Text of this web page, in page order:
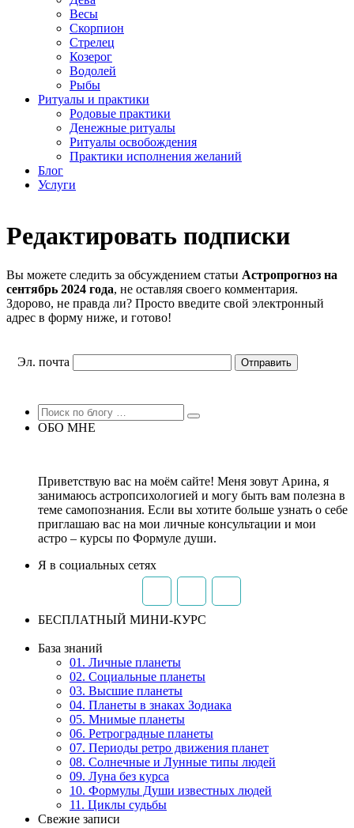
Весы
Скорпион
Стрелец
Козерог
Водолей
Рыбы
Ритуалы и практики
Родовые практики
Денежные ритуалы
Ритуалы освобождения
Практики исполнения желаний
Блог
Услуги
Редактировать подписки
Вы можете следить за обсуждением статьи Астропрогноз на
сентябрь 2024 года, не оставляя своего комментария.
Здорово, не правда ли? Просто введите свой электронный
адрес в форму ниже, и готово!
Эл. почта
ОБО МНЕ
Приветствую вас на моём сайте! Меня зовут Арина, я
занимаюсь астропсихологией и могу быть вам полезна в
теме самопознания. Если вы хотите больше узнать о себе
приглашаю вас на мои личные консультации и мои
астро – курсы по Формуле души.
Я в социальных сетях
БЕСПЛАТНЫЙ МИНИ-КУРС
База знаний
01. Личные планеты
02. Социальные планеты
03. Высшие планеты
04. Планеты в знаках Зодиака
05. Мнимые планеты
06. Ретроградные планеты
07. Периоды ретро движения планет
08. Солнечные и Лунные типы людей
09. Луна без курса
10. Формулы Души известных людей
11. Циклы судьбы
Свежие записи